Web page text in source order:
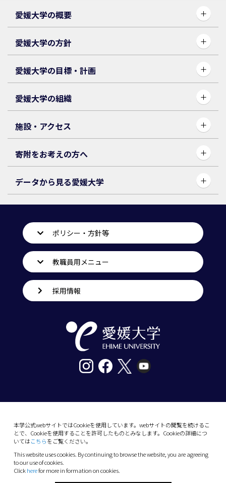
愛媛大学の概要
愛媛大学の方針
愛媛大学の目標・計画
愛媛大学の組織
施設・アクセス
寄附をお考えの方へ
データから見る愛媛大学
本学公式webサイトではCookieを使用しています。webサイトの閲覧を続けるこ
とで、Cookieを使用することを許可したものとみなします。Cookieの詳細につ
いてはこちらをご覧ください。
This website uses cookies. By continuing to browse the website, you are agreeing
to our use of cookies.
Clickherefor more in formation on cookies.
ポリシー・方針等
教職員用メニュー
採用情報
10-13 Dogo-Himata, Matsuyama, Ehime 790-
Phone: +81 89-927-9000